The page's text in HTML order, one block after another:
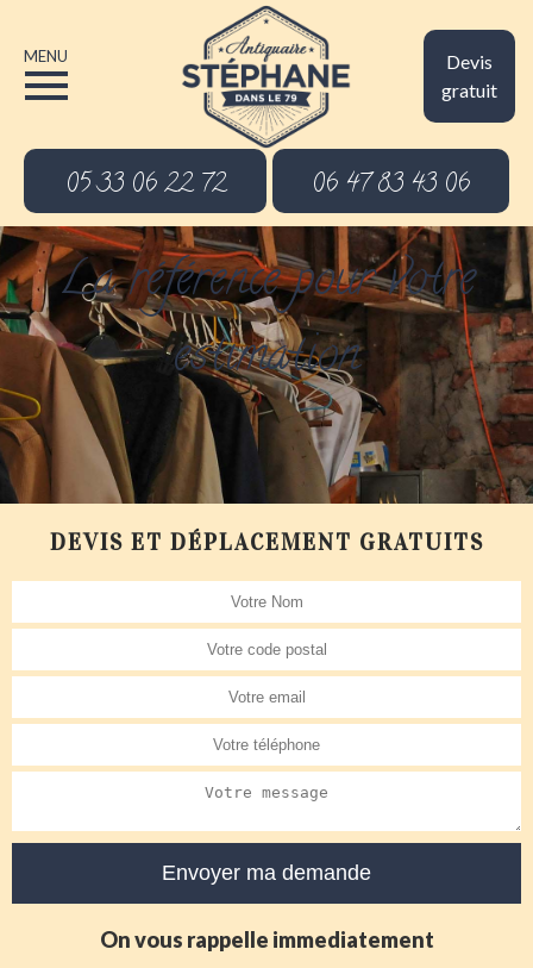
Devis
gratuit
MENU
05 33 06 22 72 06 47 83 43 06
La référence pour votre
estimation
DEVIS ET DÉPLACEMENT GRATUITS
On vous rappelle immediatement